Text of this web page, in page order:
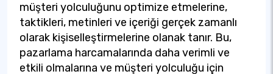
müşteri yolculuğunu optimize etmelerine,
taktikleri, metinleri ve içeriği gerçek zamanlı
olarak kişiselleştirmelerine olanak tanır. Bu,
pazarlama harcamalarında daha verimli ve
etkili olmalarına ve müşteri yolculuğu için